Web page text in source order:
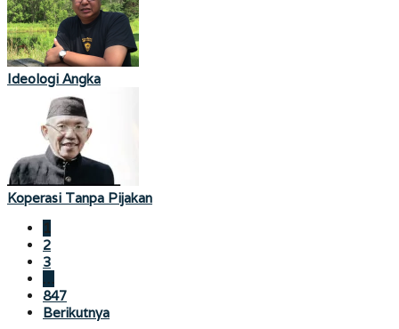
Ideologi Angka
Koperasi Tanpa Pijakan
1
2
3
…
847
Berikutnya